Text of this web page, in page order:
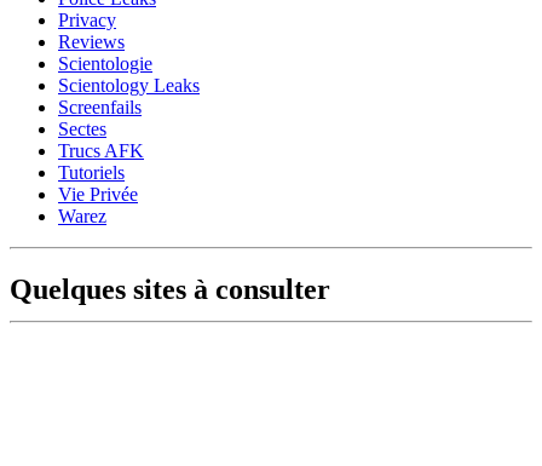
Privacy
Reviews
Scientologie
Scientology Leaks
Screenfails
Sectes
Trucs AFK
Tutoriels
Vie Privée
Warez
Quelques sites à consulter